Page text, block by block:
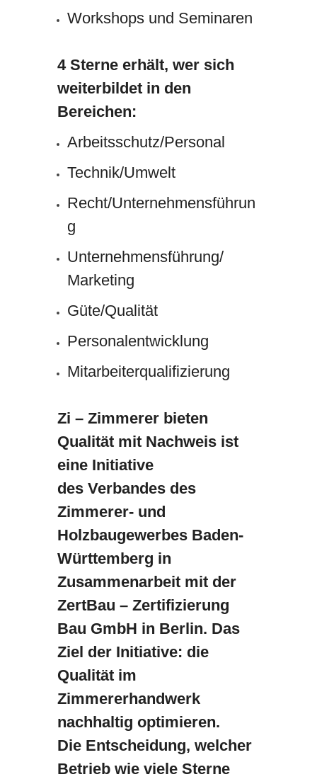
Workshops und Seminaren
4 Sterne erhält, wer sich
weiterbildet in den
Bereichen:
Arbeitsschutz/Personal
Technik/Umwelt
Recht/Unternehmensführun
g
Unternehmensführung/
Marketing
Güte/Qualität
Personalentwicklung
Mitarbeiterqualifizierung
Zi – Zimmerer bieten
Qualität mit Nachweis ist
eine Initiative
des Verbandes des
Zimmerer- und
Holzbaugewerbes Baden-
Württemberg in
Zusammenarbeit mit der
ZertBau – Zertifizierung
Bau GmbH in Berlin. Das
Ziel der Initiative: die
Qualität im
Zimmererhandwerk
nachhaltig optimieren.
Die Entscheidung, welcher
Betrieb wie viele Sterne